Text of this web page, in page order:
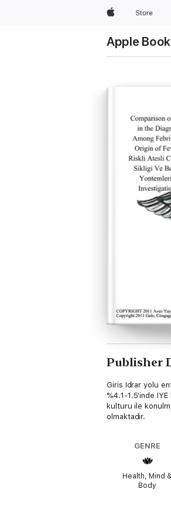
AppleStore
Apple
Publisher
Giris Idrar yolu
%4.1-1.5'inde
kulturu ile
olmaktadir.
GENRE
Health, Mind
Body